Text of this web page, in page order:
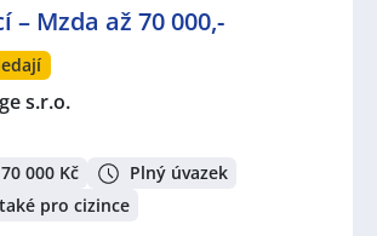
– Mzda až 70 000,-
s.r.o.
000 Kč
Plný úvazek
pro cizince